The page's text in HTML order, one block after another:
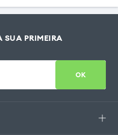
SUA PRIMEIRA
OK